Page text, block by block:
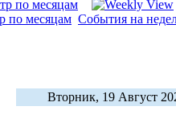
по месяцам События на
Вторник, 19 Август